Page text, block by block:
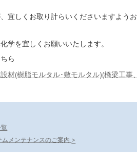
宜しくお取り計らいくださいますよう
学を宜しくお願いいたします。
ら
材(樹脂モルタル･敷モルタル)(橋梁工事
メンテナンスのご案内 >